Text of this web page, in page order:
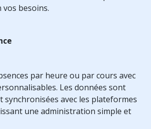
besoins.
par heure ou par cours avec
Les données sont
avec les plateformes
une administration simple et